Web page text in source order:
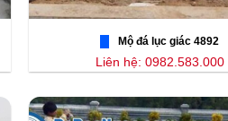
Mộ đá lục giác 4892
Liên hệ: 0982.583.000